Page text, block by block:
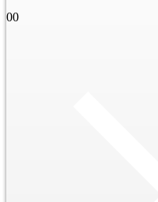
00